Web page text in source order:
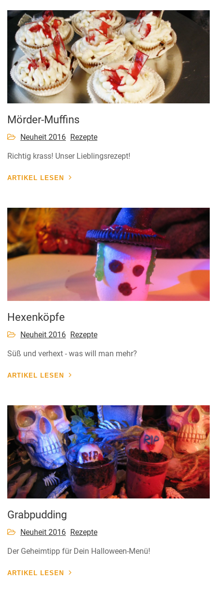
Mörder-Muffins
Neuheit 2016 Rezepte
Richtig krass! Unser Lieblingsrezept!
ARTIKEL LESEN
Hexenköpfe
Neuheit 2016 Rezepte
Süß und verhext - was will man mehr?
ARTIKEL LESEN
Grabpudding
Neuheit 2016 Rezepte
Der Geheimtipp für Dein Halloween-Menü!
ARTIKEL LESEN